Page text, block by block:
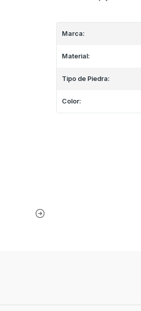
Marca:
Material:
Tipo de Piedra:
Color: